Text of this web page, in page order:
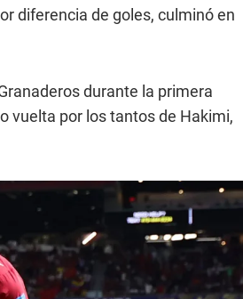
diferencia de goles, culminó en
durante la primera
vuelta por los tantos de Hakimi,